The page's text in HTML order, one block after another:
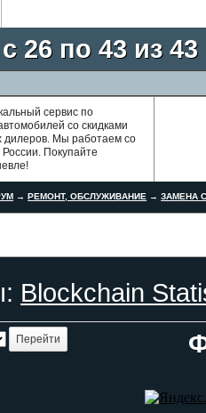
26 по 43 из 43
сервис по
со скидками
дилеров. Мы работаем со
Покупайте
→РЕМОНТ, ОБСЛУЖИВАНИЕ →ЗАМЕНА
Blockchain